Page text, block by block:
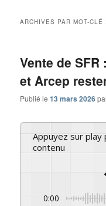
ARCHIVES PAR MOT-CLÉ :
Vente de
et Arcep
Publié le13 mars 2026
Appuyez sur play pour écouter ce
contenu
0:00